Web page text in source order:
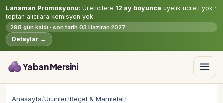
Lansman Promosyonu: Üreticilere 12 ay boyunca üyelik ücreti yok ·
toptan alıcılara komisyon yok.
298 gün kaldı · son tarih 03 Haziran 2027
Detaylar →
Yaban Mersini
Anasayfa/Ürünler/Reçel & Marmelat/